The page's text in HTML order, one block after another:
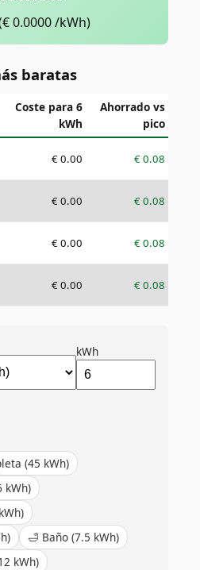
0.0000/kWh)
baratas
Coste para 6
kWh
Ahorrado vs
pico
€0.00 €0.08
€ 0.00 €0.08
€0.00 €0.08
€ 0.00 €0.08
kWh
(45 kWh)
kWh)
kWh)
🛁 Baño (7.5 kWh)
kWh)